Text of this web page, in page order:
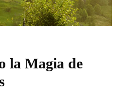
la Magia de